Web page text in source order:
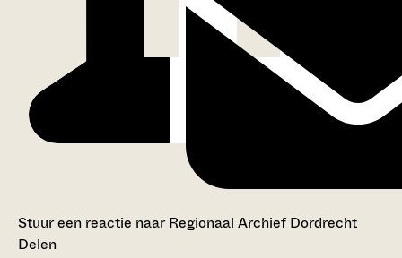
Stuur een reactie naar Regionaal Archief Dordrecht
Delen